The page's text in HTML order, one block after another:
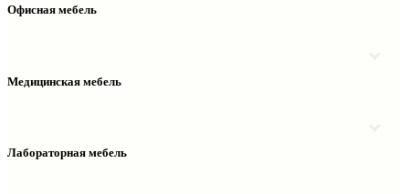
Офисная мебель
Надстройки
Столы рабочие
Медицинская мебель
Шкафы колонки медицинские
Лабораторная мебель